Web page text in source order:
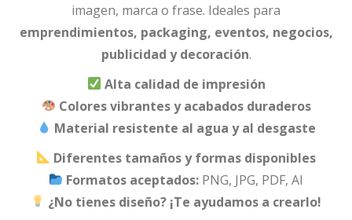
imagen, marca o frase. Ideales para
emprendimientos, packaging, eventos, negocios,
publicidad ydecoración.
Alta calidad de impresión
Coloresvibrantesyacabados duraderos
Material resistente al agua yal desgaste
Diferentes tamañosyformas disponibles
Formatos aceptados: PNG, JPG, PDF,AI
¿No tienes diseño? ¡Te ayudamos a crearlo!